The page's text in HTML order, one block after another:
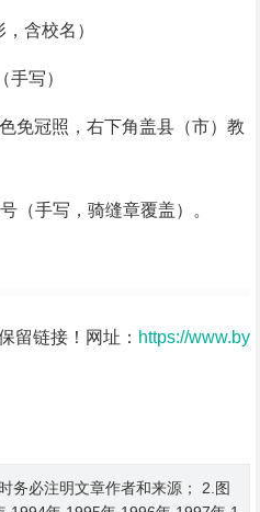
含校名）
手写）
免冠照，右下角盖县（市）教
（手写，骑缝章覆盖）。
留链接！网址： https://www.by
务必注明文章作者和来源； 2.图